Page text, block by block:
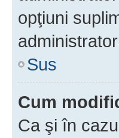
opţiuni
Sus
Cum
Ca şi în